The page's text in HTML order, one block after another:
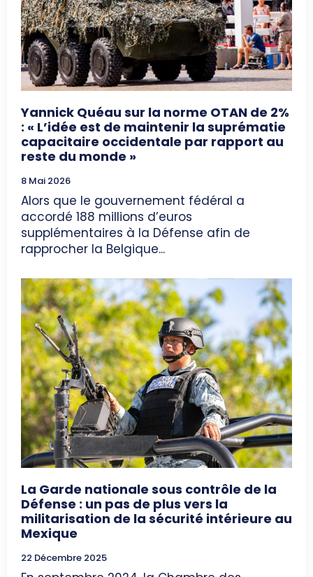
Yannick Quéau sur la norme OTAN de 2%
: « L’idée est de maintenir la suprématie
capacitaire occidentale par rapport au
reste du monde »
8 Mai 2026
Alors que le gouvernement fédéral a
accordé 188 millions d’euros
supplémentaires à la Défense afin de
rapprocher la Belgique...
La Garde nationale sous contrôle de la
Défense : un pas de plus vers la
militarisation de la sécurité intérieure au
Mexique
22 Décembre 2025